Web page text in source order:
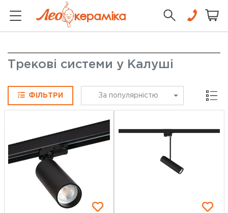
Трекові системи у Калуші
ФІЛЬТРИ За популярністю Сітка